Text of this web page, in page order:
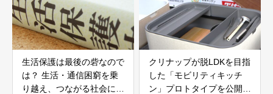
生活保護は最後の砦なので
は？ 生活・通信困窮を乗
り越え、つながる社会にす
クリナップが脱LDKを目指
した「モビリティキッチ
ン」プロトタイプを公開